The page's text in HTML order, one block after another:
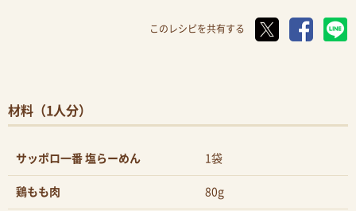
このレシピを共有する
材料（1人分）
サッポロ一番 塩らーめん 1袋
鶏もも肉 80g